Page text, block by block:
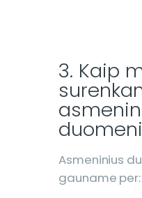
3. Kaip
Asmeninius
gauname per: